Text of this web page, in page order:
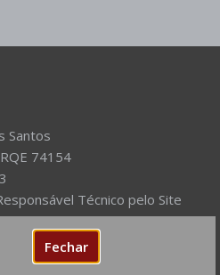
Fechar
Santos
74154
Técnico pelo Site
cada vez mais